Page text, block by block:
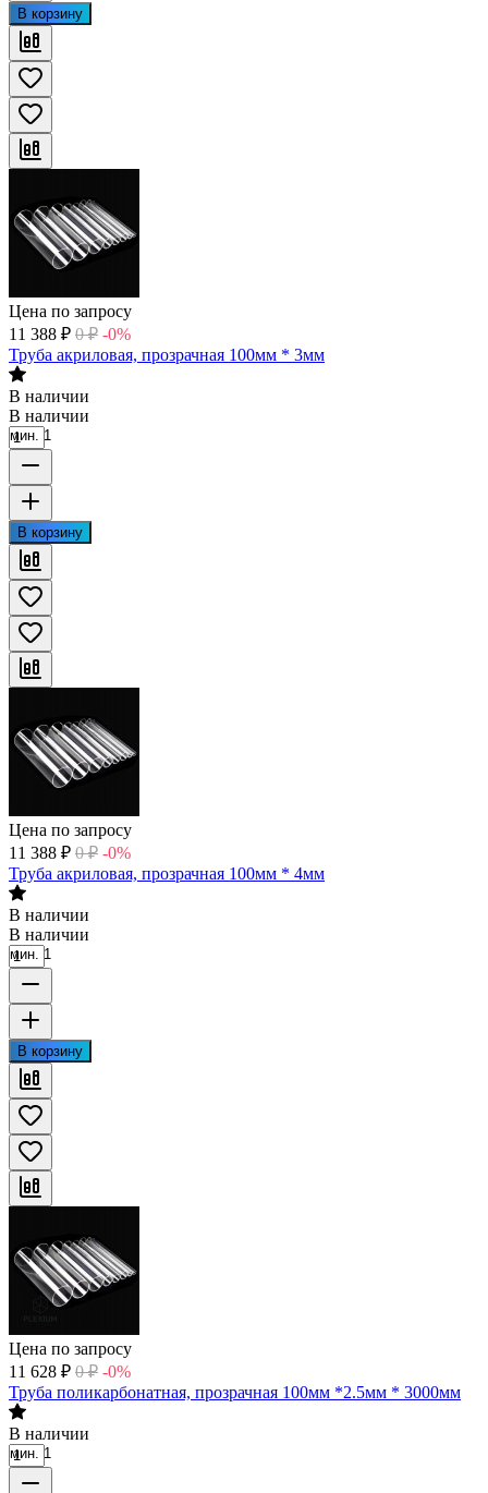
В корзину
Цена по запросу
11 388 ₽ 0 ₽ -0%
Труба акриловая, прозрачная 100мм * 3мм
В наличии
В наличии
мин. 1
В корзину
Цена по запросу
11 388 ₽ 0 ₽ -0%
Труба акриловая, прозрачная 100мм * 4мм
В наличии
В наличии
мин. 1
В корзину
Цена по запросу
11 628 ₽ 0 ₽ -0%
Труба поликарбонатная, прозрачная 100мм *2.5мм * 3000мм
В наличии
мин. 1